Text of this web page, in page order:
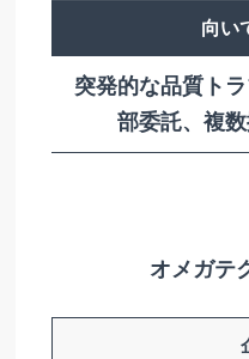
向い
突発的な品質ト
部委託、複
オメガテ